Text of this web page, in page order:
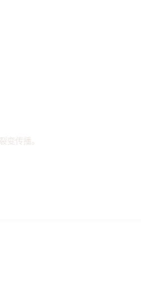
变传播。